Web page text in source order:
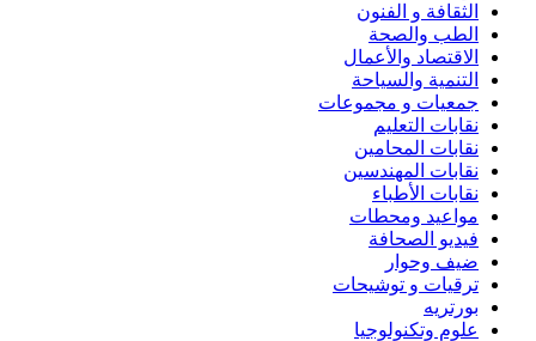
الثقافة و الفنون
الطب والصحة
الاقتصاد والأعمال
التنمية والسياحة
جمعيات و مجموعات
نقابات التعليم
نقابات المحامين
نقابات المهندسين
نقابات الأطباء
مواعيد ومحطات
فيديو الصحافة
ضيف وحوار
ترقيات و توشيحات
بورتريه
علوم وتكنولوجيا